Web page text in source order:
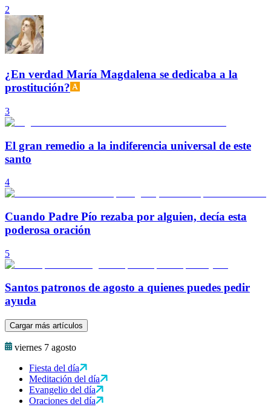
2
¿En verdad María Magdalena se dedicaba a la
prostitución?
3
El gran remedio a la indiferencia universal de este
santo
4
Cuando Padre Pío rezaba por alguien, decía esta
poderosa oración
5
Santos patronos de agosto a quienes puedes pedir
ayuda
Cargar más artículos
viernes 7 agosto
Fiesta del día
Meditación del día
Evangelio del día
Oraciones del día